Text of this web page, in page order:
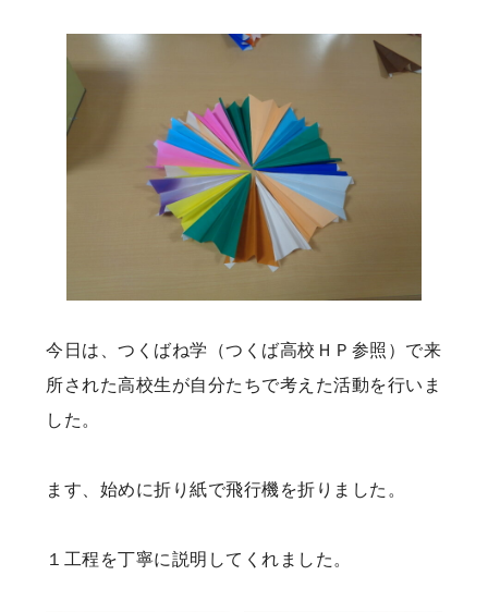
今日は、つくばね学（つくば高校ＨＰ参照）で来
所された高校生が自分たちで考えた活動を行いま
した。
ます、始めに折り紙で飛行機を折りました。
１工程を丁寧に説明してくれました。